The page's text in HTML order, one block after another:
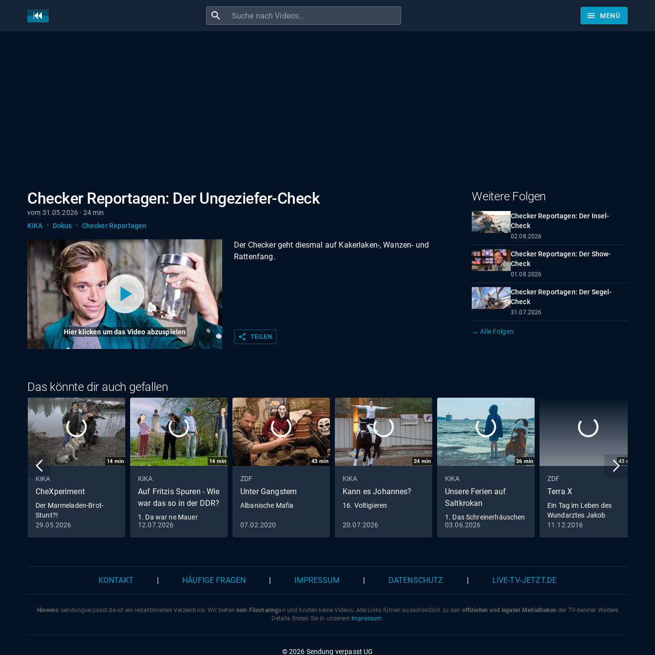
search menu MENÜ
Checker Reportagen: Der Ungeziefer-Check
vom 31.05.2026 · 24 min
KiKA
· Dokus · Checker Reportagen
Hier klicken um das Video abzuspielen
Der Checker geht diesmal auf Kakerlaken-, Wanzen- und
Rattenfang.
share TEILEN
Weitere Folgen
Checker Reportagen: Der Insel-
Check
02.08.2026
Checker Reportagen: Der Show-
Check
01.08.2026
Checker Reportagen: Der Segel-
Check
31.07.2026
→ Alle Folgen
Das könnte dir auch gefallen
14 min
KiKA
CheXperiment
Der Marmeladen-Brot-
Stunt?!
29.05.2026
14 min
KiKA
Auf Fritzis Spuren - Wie
war das so in der DDR?
1. Da war ne Mauer
zwischen uns!
12.07.2026
43 min
ZDF
Unter Gangstern
Albanische Mafia
07.02.2020
24 min
KiKA
Kann es Johannes?
16. Voltigieren
20.07.2026
26 min
KiKA
Unsere Ferien auf
Saltkrokan
1. Das Schreinerhäuschen
03.06.2026
43 min
ZDF
Terra X
Ein Tag im Leben des
Wundarztes Jakob
Althaus im Jahr 1454
11.12.2016
KONTAKT HÄUFIGE FRAGEN IMPRESSUM DATENSCHUTZ LIVE-TV-JETZT.DE
Hinweis:sendungverpasst.deist ein redaktionelles Verzeichnis. Wir bieten kein Filesharingan und hosten keine Videos. Alle Links führen ausschließlich zu den offiziellen und legalen Mediatheken der TV-Sender. Weitere
Details finden Sie in unserem Impressum.
© 2026 Sendung verpasst UG